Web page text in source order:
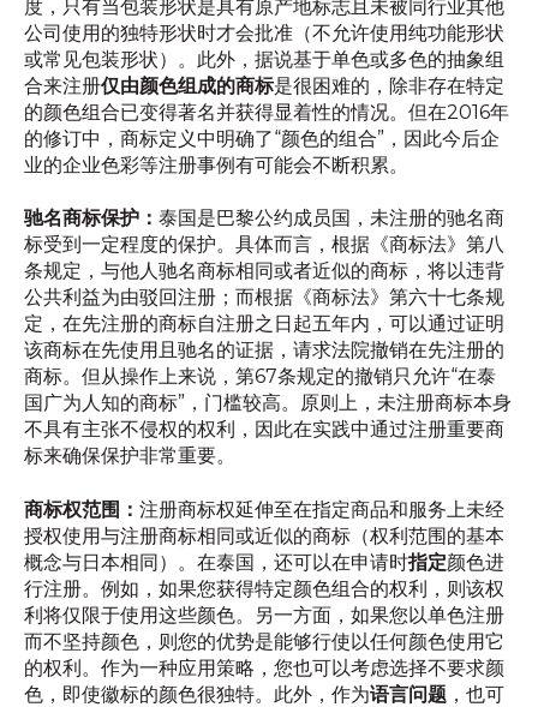
度，只有当包装形状是具有原产地标志且未被同行业其他
公司使用的独特形状时才会批准（不允许使用纯功能形状
或常见包装形状）。此外，据说基于单色或多色的抽象组
合来注册仅由颜色组成的商标是很困难的，除非存在特定
的颜色组合已变得著名并获得显着性的情况。但在2016年
的修订中，商标定义中明确了“颜色的组合”，因此今后企
业的企业色彩等注册事例有可能会不断积累。
驰名商标保护： 泰国是巴黎公约成员国，未注册的驰名商
标受到一定程度的保护。具体而言，根据《商标法》第八
条规定，与他人驰名商标相同或者近似的商标，将以违背
公共利益为由驳回注册；而根据《商标法》第六十七条规
定，在先注册的商标自注册之日起五年内，可以通过证明
该商标在先使用且驰名的证据，请求法院撤销在先注册的
商标。但从操作上来说，第67条规定的撤销只允许“在泰
国广为人知的商标”，门槛较高。原则上，未注册商标本身
不具有主张不侵权的权利，因此在实践中通过注册重要商
标来确保保护非常重要。
商标权范围： 注册商标权延伸至在指定商品和服务上未经
授权使用与注册商标相同或近似的商标（权利范围的基本
概念与日本相同）。在泰国，还可以在申请时指定颜色进
行注册。例如，如果您获得特定颜色组合的权利，则该权
利将仅限于使用这些颜色。另一方面，如果您以单色注册
而不坚持颜色，则您的优势是能够行使以任何颜色使用它
的权利。作为一种应用策略，您也可以考虑选择不要求颜
色，即使徽标的颜色很独特。此外，作为语言问题 ，也可